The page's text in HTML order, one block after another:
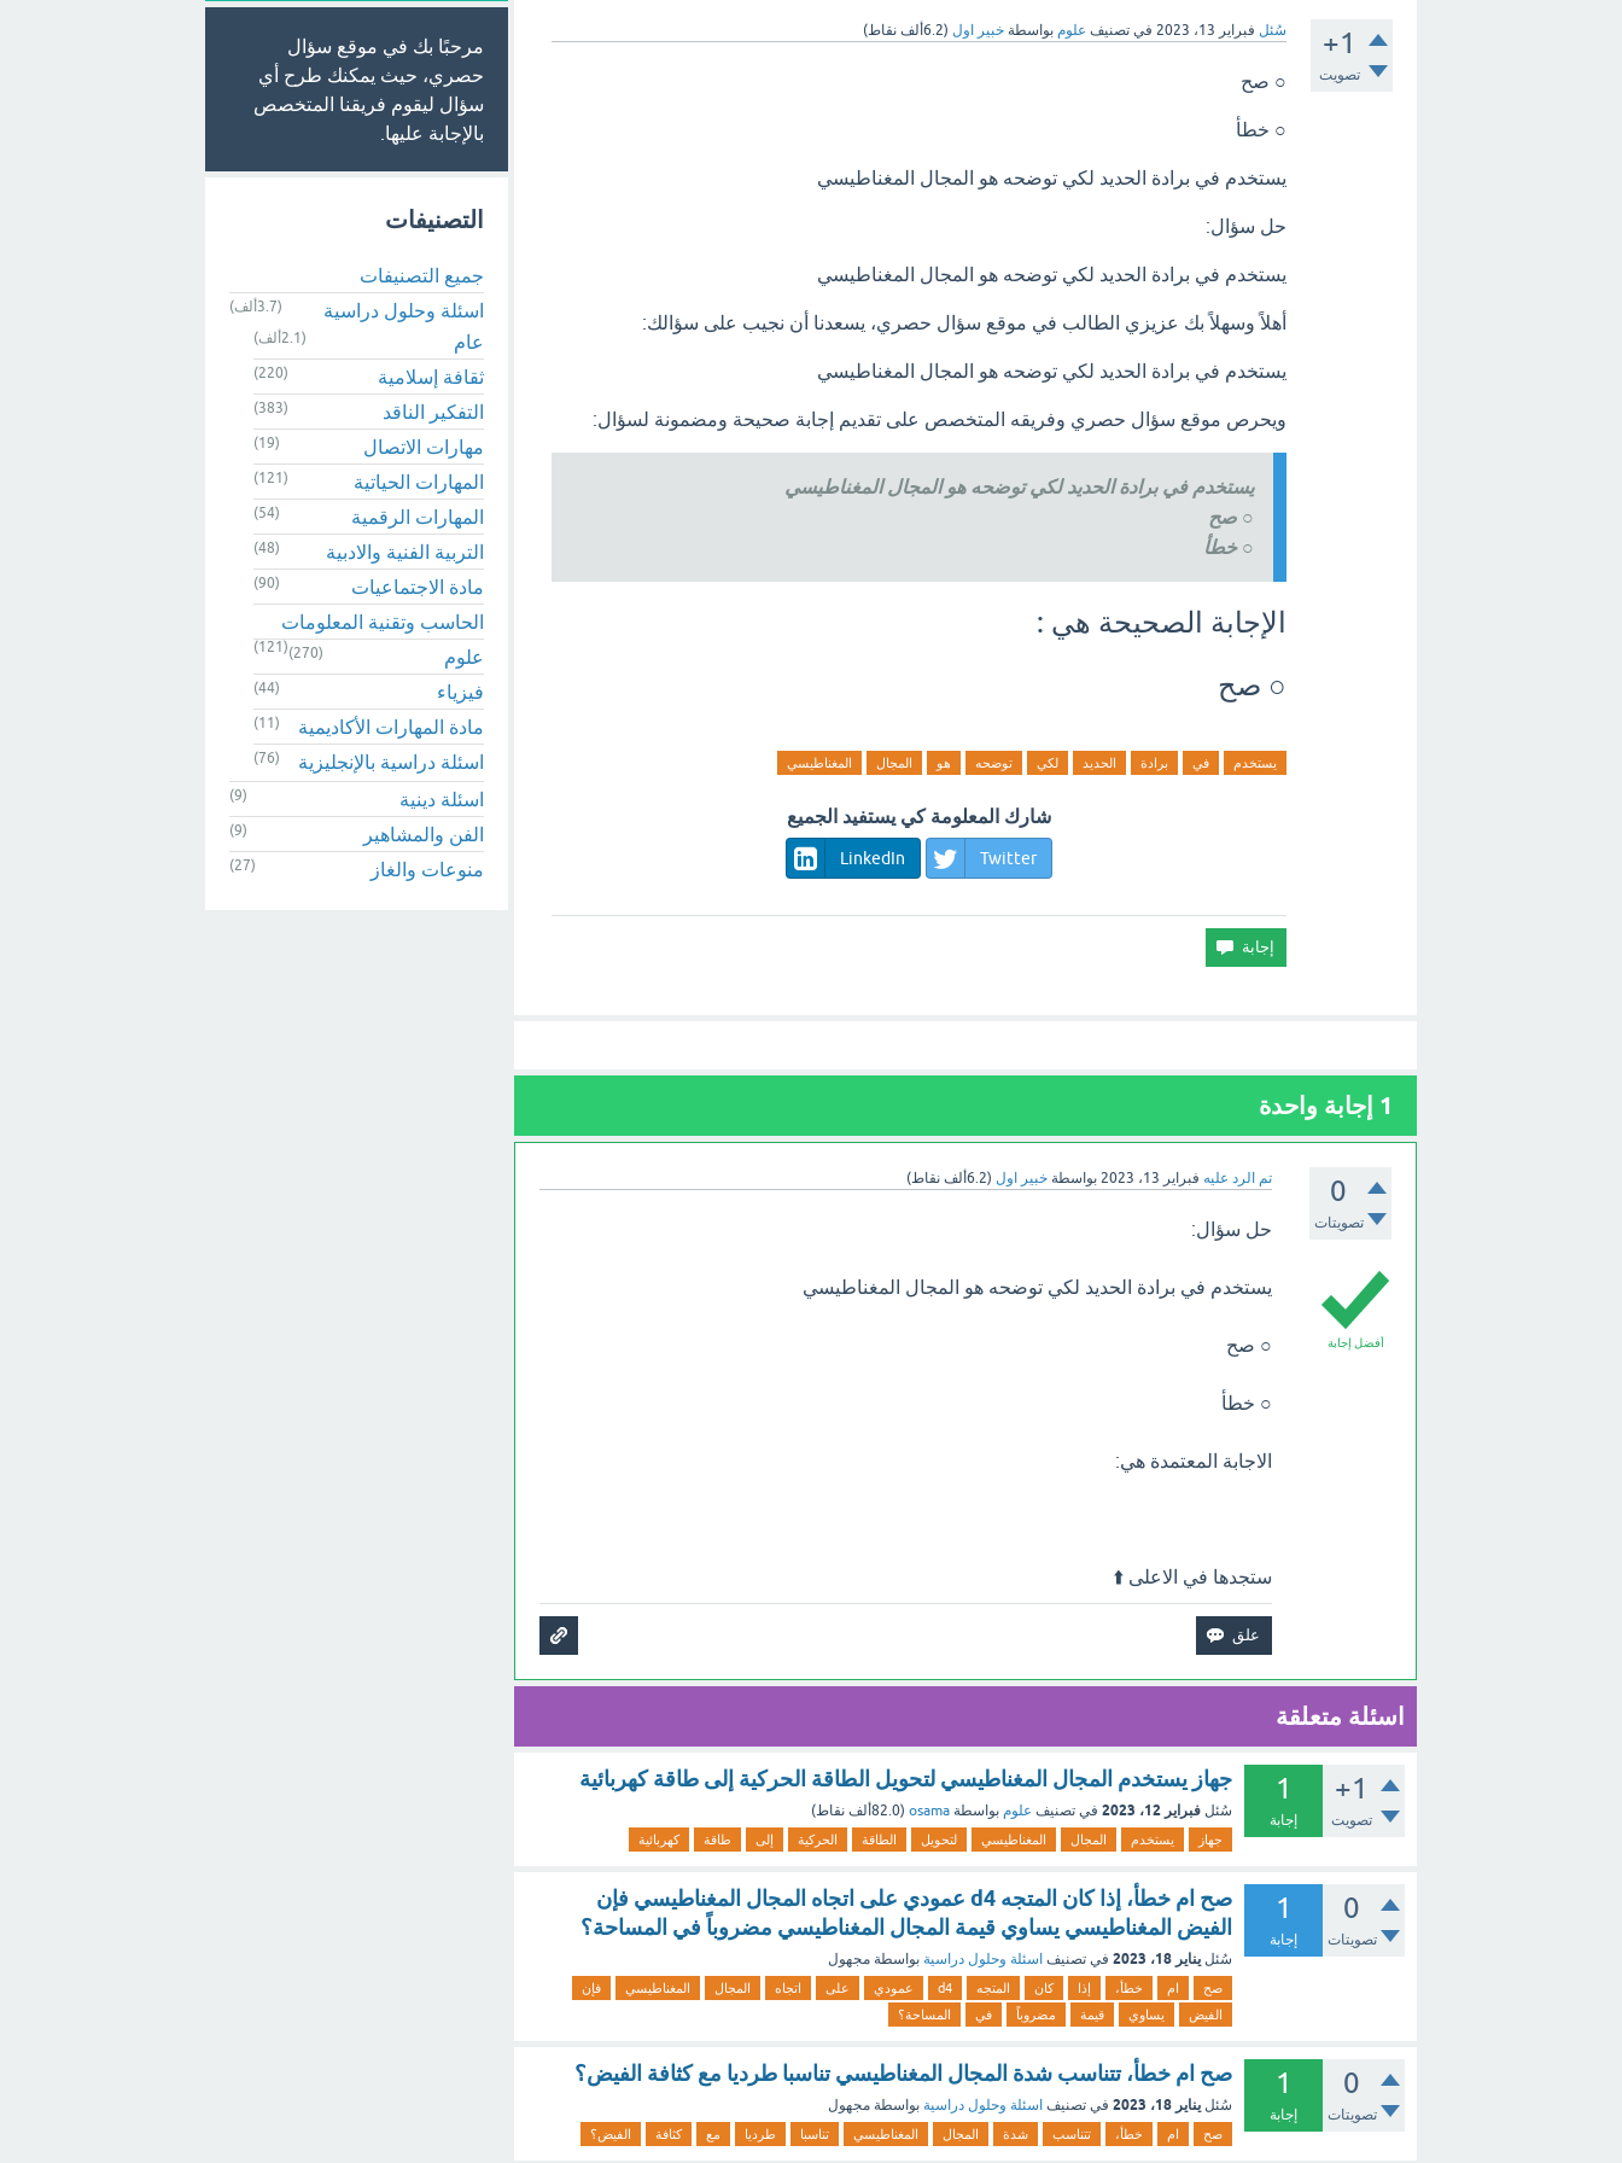
+1
تصويت
سُئل فبراير 13، 2023 في تصنيف علوم بواسطة خبير اول (6.2ألف نقاط)
○ صح
○ خطأ
يستخدم في برادة الحديد لكي توضحه هو المجال المغناطيسي
حل سؤال:
يستخدم في برادة الحديد لكي توضحه هو المجال المغناطيسي
أهلاً وسهلاً بك عزيزي الطالب في موقع سؤال حصري، يسعدنا أن نجيب على سؤالك:
يستخدم في برادة الحديد لكي توضحه هو المجال المغناطيسي
ويحرص موقع سؤال حصري وفريقه المتخصص على تقديم إجابة صحيحة ومضمونة لسؤال:
يستخدم في برادة الحديد لكي توضحه هو المجال المغناطيسي
○ صح
○ خطأ
الإجابة الصحيحة هي :
○ صح
يستخدم في برادة الحديد لكي توضحه هو المجال المغناطيسي
شارك المعلومة كي يستفيد الجميع
Twitter
LinkedIn
1 إجابة واحدة
0
تصويتات
تم الرد عليه فبراير 13، 2023 بواسطة خبير اول (6.2ألف نقاط)
أفضل إجابة
حل سؤال:
يستخدم في برادة الحديد لكي توضحه هو المجال المغناطيسي
○ صح
○ خطأ
الاجابة المعتمدة هي:
ستجدها في الاعلى ⬆️
اسئلة متعلقة
+1
تصويت
1
إجابة
جهاز يستخدم المجال المغناطيسي لتحويل الطاقة الحركية إلى طاقة كهربائية
سُئل فبراير 12، 2023 في تصنيف علوم بواسطة osama
(82.0ألف نقاط)
جهاز يستخدم المجال المغناطيسي لتحويل الطاقة الحركية إلى طاقة كهربائية
0
تصويتات
1
إجابة
صح ام خطأ، إذا كان المتجه d4 عمودي على اتجاه المجال المغناطيسي فإن
الفيض المغناطيسي يساوي قيمة المجال المغناطيسي مضروباً في المساحة؟
سُئل يناير 18، 2023 في تصنيف اسئلة وحلول دراسية بواسطة مجهول
صح ام خطأ، إذا كان المتجه d4 عمودي على اتجاه المجال المغناطيسي
فإن
الفيض
يساوي قيمة مضروباً في المساحة؟
0
تصويتات
1
إجابة
صح ام خطأ، تتناسب شدة المجال المغناطيسي تناسبا طرديا مع كثافة الفيض؟
سُئل يناير 18، 2023 في تصنيف اسئلة وحلول دراسية بواسطة مجهول
صح ام خطأ، تتناسب شدة المجال المغناطيسي تناسبا طرديا مع كثافة الفيض؟
مرحبًا بك في موقع سؤال
حصري، حيث يمكنك طرح أي
سؤال ليقوم فريقنا المتخصص
بالإجابة عليها.
التصنيفات
جميع التصنيفات
اسئلة وحلول دراسية
(3.7ألف)
عام (2.1ألف)
ثقافة إسلامية (220)
التفكير الناقد (383)
مهارات الاتصال (19)
المهارات الحياتية (121)
المهارات الرقمية (54)
التربية الفنية والادبية (48)
مادة الاجتماعيات (90)
الحاسب وتقنية المعلومات
(121) علوم (270)
فيزياء (44)
مادة المهارات الأكاديمية (11)
اسئلة دراسية بالإنجليزية (76)
اسئلة دينية (9)
الفن والمشاهير (9)
منوعات والغاز (27)